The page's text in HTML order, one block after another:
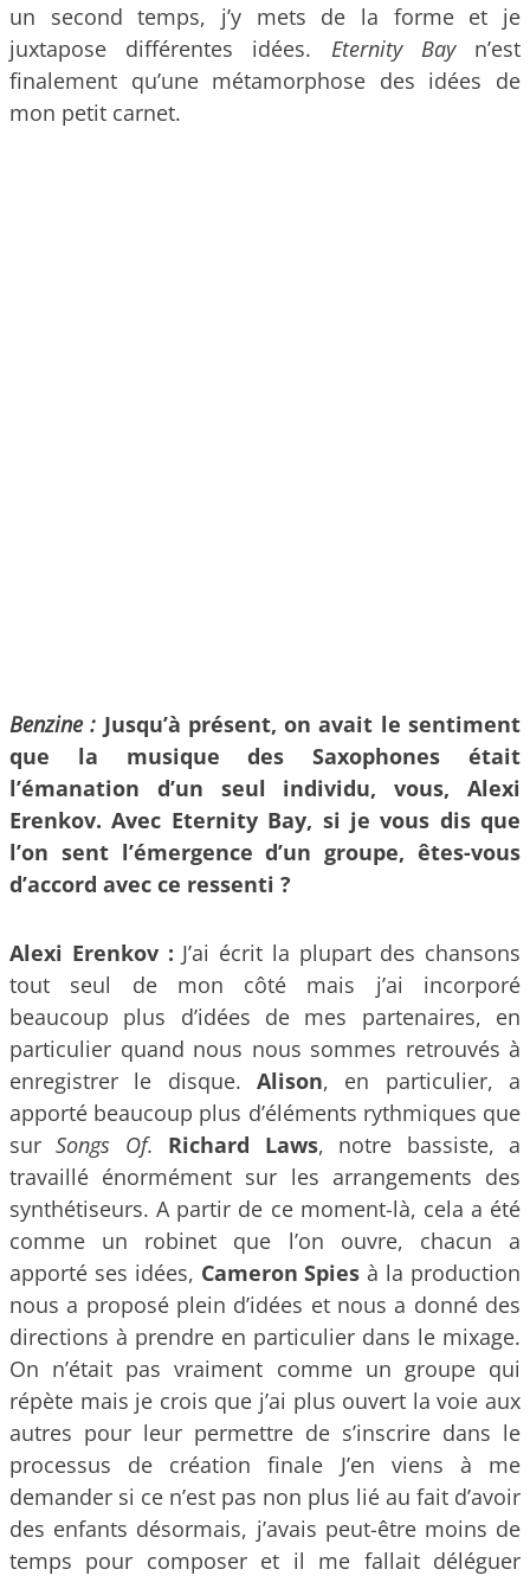
un second temps, j’y mets de la forme et je
juxtapose différentes idées. Eternity Bayn’est
finalement qu’une métamorphose des idées de
mon petit carnet.
Benzine : Jusqu’à présent, on avait le sentiment
que la musique des Saxophones était
l’émanation d’un seul individu, vous, Alexi
Erenkov. Avec Eternity Bay, si je vous dis que
l’on sent l’émergence d’un groupe, êtes-vous
d’accord avec ce ressenti ?
Alexi Erenkov : J’ai écrit la plupart des chansons
tout seul de mon côté mais j’ai incorporé
beaucoup plus d’idées de mes partenaires, en
particulier quand nous nous sommes retrouvés à
enregistrer le disque. Alison, en particulier, a
apporté beaucoup plus d’éléments rythmiques que
surSongs Of. Richard Laws, notre bassiste, a
travaillé énormément sur les arrangements des
synthétiseurs. A partir de ce moment-là, cela a été
comme un robinet que l’on ouvre, chacun a
apporté ses idées, Cameron Spies à la production
nous a proposé plein d’idées et nous a donné des
directions à prendre en particulier dans le mixage.
On n’était pas vraiment comme un groupe qui
répète mais je crois que j’ai plus ouvert la voie aux
autres pour leur permettre de s’inscrire dans le
processus de création finale J’en viens à me
demander si ce n’est pas non plus lié au fait d’avoir
des enfants désormais, j’avais peut-être moins de
temps pour composer et il me fallait déléguer